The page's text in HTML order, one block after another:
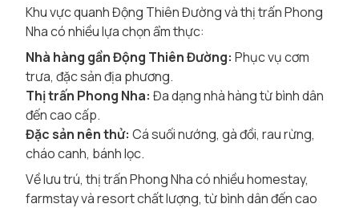
Khu vực quanh Động Thiên Đường và thị trấn Phong
Nha có nhiều lựa chọn ẩm thực:
Nhà hàng gần Động Thiên Đường: Phục vụ cơm
trưa, đặc sản địa phương.
Thị trấn Phong Nha: Đa dạng nhà hàng từ bình dân
đến cao cấp.
Đặc sản nên thử: Cá suối nướng, gà đồi, rau rừng,
cháo canh, bánh lọc.
Về lưu trú, thị trấn Phong Nha có nhiều homestay,
farmstay và resort chất lượng, từ bình dân đến cao